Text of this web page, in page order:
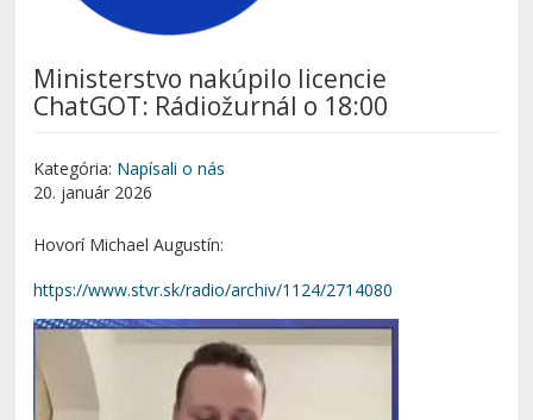
Ministerstvo nakúpilo licencie
ChatGOT: Rádiožurnál o 18:00
Kategória: Napísali o nás
20. január 2026
Hovorí Michael Augustín:
https://www.stvr.sk/radio/archiv/1124/2714080